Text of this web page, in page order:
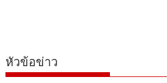
หัวข้อข่าว